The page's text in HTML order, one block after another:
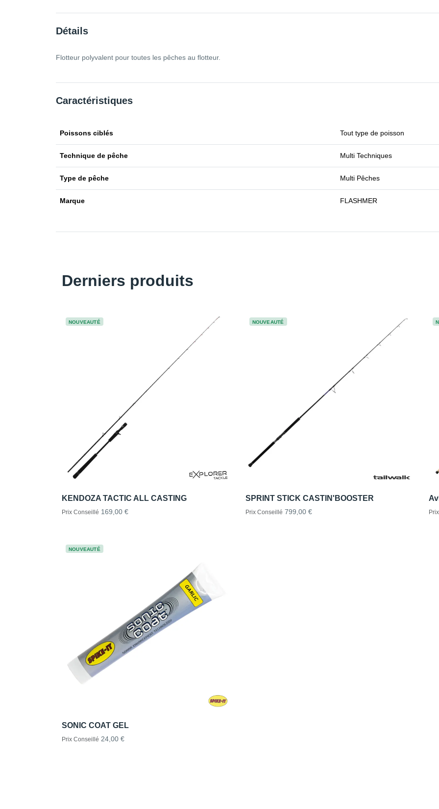
Détails
Flotteur polyvalent pour toutes les pêches au flotteur.
Caractéristiques
Poissons ciblés Tout type de poisson
Technique de pêche Multi Techniques
Type de pêche Multi Pêches
Marque FLASHMER
Derniers produits
NOUVEAUTÉ
KENDOZA TACTIC ALL CASTING
Prix Conseillé 169,00 €
NOUVEAUTÉ
SPRINT STICK CASTIN'BOOSTER
Prix Conseillé 799,00 €
NOUVEAUTÉ
SONIC COAT GEL
Prix Conseillé 24,00 €